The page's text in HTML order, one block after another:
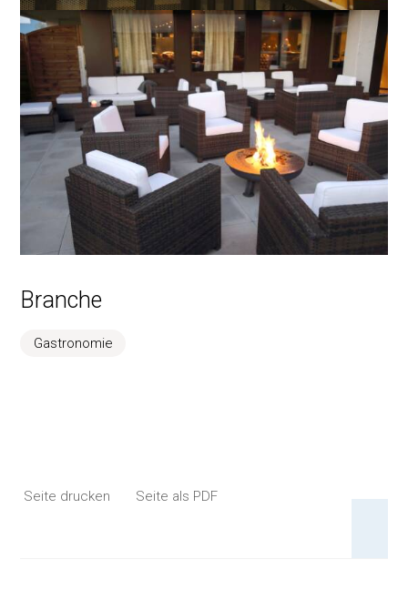
Branche
Gastronomie
Seite drucken Seite als PDF